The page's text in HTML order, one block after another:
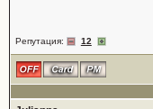
Репутация: 12